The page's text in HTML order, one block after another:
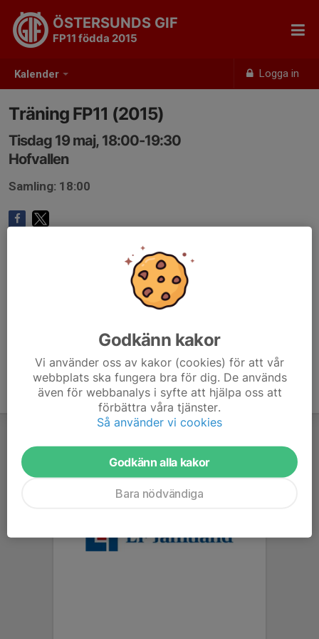
Kalender Logga in
ÖSTERSUNDS GIF
FP11 födda 2015
Träning FP11 (2015)
Tisdag 19 maj, 18:00-19:30
Hofvallen
Samling: 18:00
Godkänn kakor
Vi använder oss av kakor (cookies) för att vår
webbplats ska fungera bra för dig. De används
även för webbanalys i syfte att hjälpa oss att
förbättra våra tjänster.
Så använder vi cookies
Godkänn alla kakor
Bara nödvändiga